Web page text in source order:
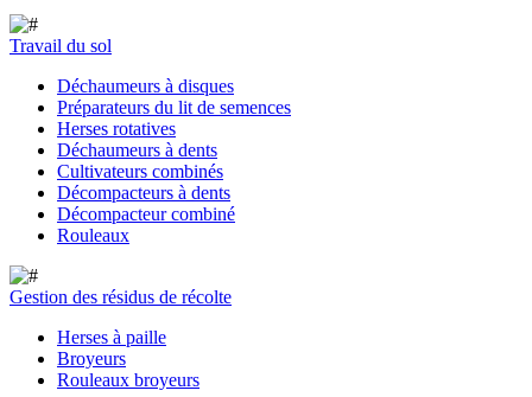
Travail du sol
Déchaumeurs à disques
Préparateurs du lit de semences
Herses rotatives
Déchaumeurs à dents
Cultivateurs combinés
Décompacteurs à dents
Décompacteur combiné
Rouleaux
Gestion des résidus de récolte
Herses à paille
Broyeurs
Rouleaux broyeurs